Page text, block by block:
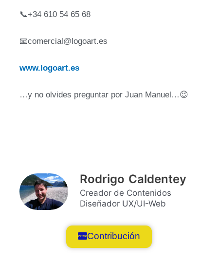
📞​+34 610 54 65 68
​📧​comercial@logoart.es
www.logoart.es
…y no olvides preguntar por Juan Manuel…😉​
Rodrigo Caldentey
Creador de Contenidos
Diseñador UX/UI-Web
Contribución